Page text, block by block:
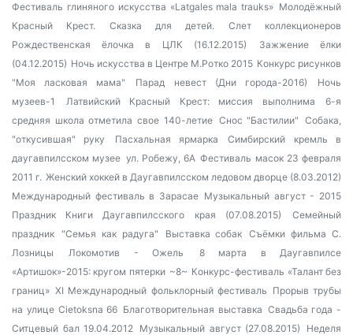
Фестиваль глиняного искусства «Latgales mala trauks» Молодёжный
Красный Крест. Сказка для детей. Слет коллекционеров
Рождественская ёлочка в ЦЛК (16.12.2015)
Зажжение ёлки
(04.12.2015) Ночь искусства в Центре М.Ротко 2015 Конкурс рисунков
"Моя ласковая мама"
Парад невест (Дни города-2016)
Ночь
музеев-1
Латвийский Красный Крест: миссия выполнима
6-я
средняя школа отметила свое 140-летие Снос "Бастилии"
Собака,
"откусившая" руку
Пасхальная ярмарка
Симбирский кремль в
даугавпилсском музее ул. Робежу, 6А Фестиваль масок 23 февраля
2011 г. Женский хоккей в Даугавпилсском ледовом дворце (8.03.2012)
Международный фестиваль в Зарасае Музыкальный август - 2015
Праздник Книги Даугавпилсского края (07.08.2015)
Семейный
праздник
"Семья как радуга" Выставка собак
Съёмки фильма С.
Лозницы
Локомотив - Ожель
8 марта в Даугавпилсе
«Артишок»-2015: кругом пятерки ~8~ Конкурс-фестиваль «Талант без
границ» XI Международный фольклорный фестиваль Прорыв трубы
на улице Cietoksna 66 Благотворительная выставка Свадьба года -
Ситцевый бал 19.04.2012 Музыкальный август (27.08.2015)
Неделя